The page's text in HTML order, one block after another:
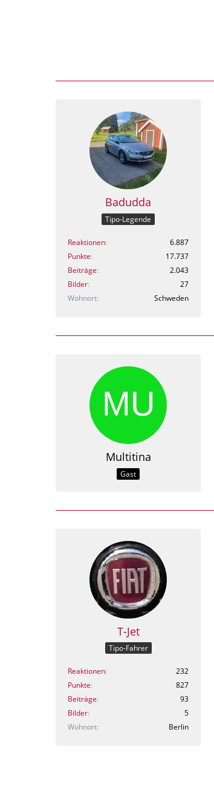
Badudda
Tipo-Legende
Reaktionen
6.887
Punkte
17.737
Beiträge
2.043
Bilder
27
Wohnort
Schweden
Multitina
Gast
T-Jet
Tipo-Fahrer
Reaktionen
232
Punkte
827
Beiträge
93
Bilder
5
Wohnort
Berlin